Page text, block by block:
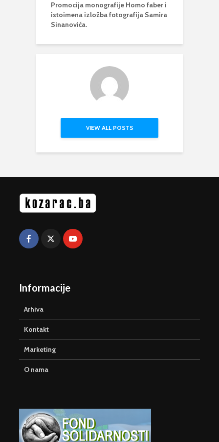
Promocija monografije Homo faber i
istoimena izložba fotografija Samira
Sinanovića.
VIEW ALL POSTS
Informacije
Arhiva
Kontakt
Marketing
O nama